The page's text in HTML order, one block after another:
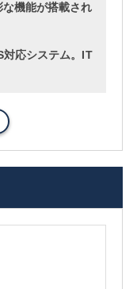
機能が搭載され
対応システム。IT